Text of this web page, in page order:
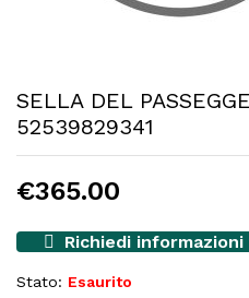
SELLA DEL
52539829341
€365.00
Richiedi
Stato: Esaurito